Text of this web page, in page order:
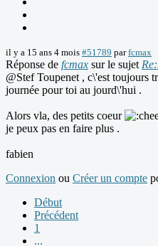
il y a 15 ans 4 mois #51789 parfcmax
Réponse de fcmax sur le sujet
@Stef Toupenet , c\'est toujours
journée pour toi au jourd\'hui .
Alors vla, des petits coeur
je peux pas en faire plus .
fabien
Connexion ou Créer un compte
Début
Précédent
1
...